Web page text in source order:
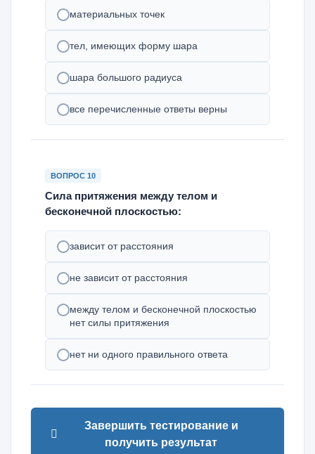
материальных точек
тел, имеющих форму шара
шара большого радиуса
все перечисленные ответы верны
ВОПРОС 10
Сила притяжения между телом и
бесконечной плоскостью:
зависит от расстояния
не зависит от расстояния
между телом и бесконечной плоскостью
нет силы притяжения
нет ни одного правильного ответа
Завершить тестирование и
получить результат